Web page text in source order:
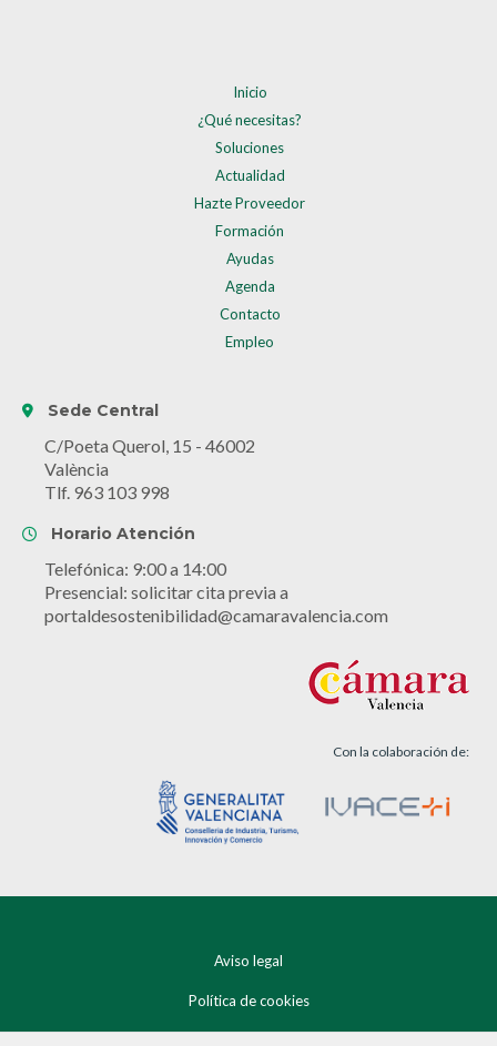
Inicio
¿Qué necesitas?
Soluciones
Actualidad
Hazte Proveedor
Formación
Ayudas
Agenda
Contacto
Empleo
Sede Central
C/Poeta Querol, 15 - 46002
València
Tlf. 963 103 998
Horario Atención
Telefónica: 9:00 a 14:00
Presencial: solicitar cita previa a
portaldesostenibilidad@camaravalencia.com
Con la colaboración de:
Aviso legal
Política de cookies